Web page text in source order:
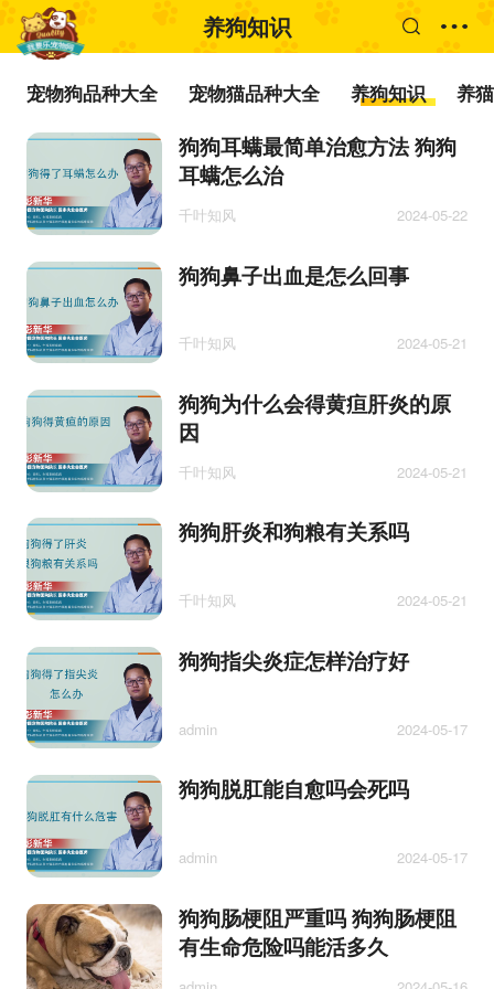
养狗知识
宠物狗品种大全 宠物猫品种大全 养狗知识 养
狗狗耳螨最简单治愈方法 狗狗
耳螨怎么治
千叶知风 2024-05-22
狗狗鼻子出血是怎么回事
千叶知风 2024-05-21
狗狗为什么会得黄疸肝炎的原
因
千叶知风 2024-05-21
狗狗肝炎和狗粮有关系吗
千叶知风 2024-05-21
狗狗指尖炎症怎样治疗好
admin 2024-05-17
狗狗脱肛能自愈吗会死吗
admin 2024-05-17
狗狗肠梗阻严重吗 狗狗肠梗阻
有生命危险吗能活多久